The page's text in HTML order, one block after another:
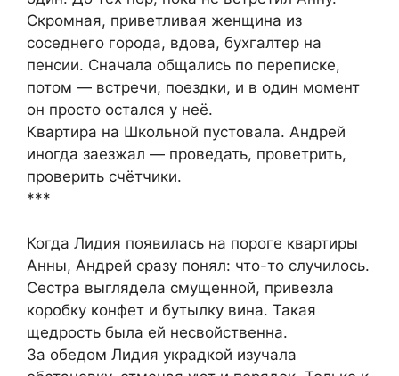
Скромная, приветливая женщина из
соседнего города, вдова, бухгалтер на
пенсии. Сначала общались по переписке,
потом — встречи, поездки, и в один момент
он просто остался у неё.
Квартира на Школьной пустовала. Андрей
иногда заезжал — проведать, проветрить,
проверить счётчики.
***
Когда Лидия появилась на пороге квартиры
Анны, Андрей сразу понял: что-то случилось.
Сестра выглядела смущенной, привезла
коробку конфет и бутылку вина. Такая
щедрость была ей несвойственна.
За обедом Лидия украдкой изучала